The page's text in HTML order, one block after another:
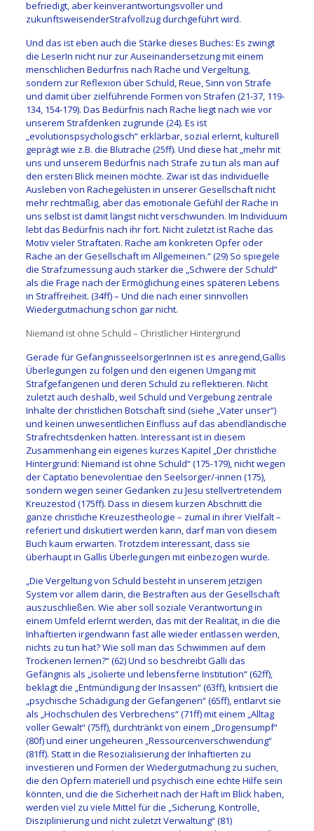
befriedigt,aber keinverantwortungsvollerund
zukunftsweisenderStrafvollzug durchgeführtwird.
Und das isteben auch die Stärke dieses Buches: Es zwingt
die LeserIn nicht nur zur Auseinandersetzung mit einem
menschlichen Bedürfnis nach Rache und Vergeltung,
sondern zur Reflexion über Schuld, Reue, Sinn von Strafe
und damit über zielführende Formen von Strafen (21-37, 119-
134, 154-179). Das Bedürfnis nach Rache liegt nach wie vor
unserem Strafdenken zugrunde (24). Es ist
„evolutionspsychologisch“erklärbar, sozial erlernt,kulturell
geprägt wie z.B. die Blutrache (25ff). Und diese hat „mehr mit
uns und unserem Bedürfnis nach Strafe zu tun als man auf
den ersten Blick meinen möchte. Zwar ist das individuelle
Ausleben von Rachegelüsten in unserer Gesellschaft nicht
mehr rechtmäßig, aber das emotionale Gefühl der Rache in
uns selbst ist damit längst nicht verschwunden. Im Individuum
lebt das Bedürfnis nach ihr fort. Nicht zuletzt ist Rache das
Motiv vieler Straftaten. Rache am konkreten Opfer oder
Rache an der Gesellschaft im Allgemeinen.“(29)So spiegele
die Strafzumessung auch stärker die „Schwere der Schuld“
als die Frage nach der Ermöglichung eines späteren Lebens
in Straffreiheit. (34ff) – Und die nach einer sinnvollen
Wiedergutmachungschon gar nicht.
Niemand ist ohne Schuld – Christlicher Hintergrund
Gerade für GefängnisseelsorgerInnen ist es anregend,Gallis
Überlegungen zu folgen und den eigenen Umgang mit
Strafgefangenen und deren Schuld zu reflektieren. Nicht
zuletzt auch deshalb, weil Schuld und Vergebung zentrale
Inhalte der christlichen Botschaft sind (siehe „Vater unser“)
und keinen unwesentlichen Einfluss auf das abendländische
Strafrechtsdenken hatten. Interessant ist in diesem
Zusammenhang ein eigenes kurzes Kapitel „Der christliche
Hintergrund: Niemand ist ohne Schuld“ (175-179), nicht wegen
derCaptatio benevolentiae den Seelsorger/-innen (175),
sondern wegen seiner Gedanken zu Jesu stellvertretendem
Kreuzestod (175ff). Dass in diesem kurzen Abschnitt die
ganze christliche Kreuzestheologie – zumal in ihrer Vielfalt –
referiert und diskutiert werden kann,darf man von diesem
Buch kaum erwarten. Trotzdem interessant, dass sie
überhaupt in Gallis Überlegungen mit einbezogen wurde.
„Die Vergeltung von Schuld besteht in unserem jetzigen
System vor allem darin, die Bestraften aus der Gesellschaft
auszuschließen. Wie aber soll soziale Verantwortung in
einem Umfeld erlernt werden, das mit der Realität, in die die
Inhaftierten irgendwann fast alle wieder entlassen werden,
nichts zu tun hat? Wie soll man das Schwimmen auf dem
Trockenen lernen?“ (62)Und so beschreibt Galli das
Gefängnis als „isolierte und lebensferne Institution“ (62ff),
beklagt die „Entmündigung der Insassen“(63ff), kritisiert die
„psychische Schädigung der Gefangenen“(65ff),entlarvt sie
als „Hochschulen des Verbrechens“(71ff) mit einem „Alltag
voller Gewalt“ (75ff), durchtränkt von einem „Drogensumpf“
(80f) und einer ungeheuren „Ressourcenverschwendung“
(81ff). Statt in die Resozialisierung der Inhaftierten zu
investieren und Formen der Wiedergutmachungzu suchen,
die den Opfern materiell und psychisch eine echte Hilfe sein
könnten, und die die Sicherheit nach der Haft im Blick haben,
werden viel zu viele Mittel fürdie „Sicherung, Kontrolle,
Disziplinierungund nicht zuletzt Verwaltung“(81)